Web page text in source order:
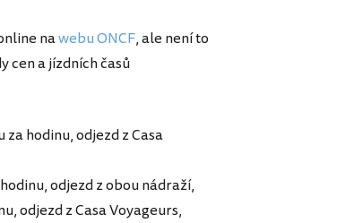
nawebu ONCF, ale není to
cen a jízdních časů
hodinu, odjezd z Casa
odjezd z obou nádraží,
odjezd z Casa Voyageurs,